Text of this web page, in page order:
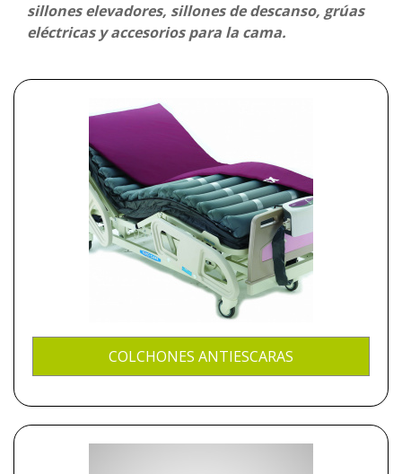
sillones elevadores, sillones de descanso, grúas
eléctricas y accesorios para la cama.
COLCHONES ANTIESCARAS